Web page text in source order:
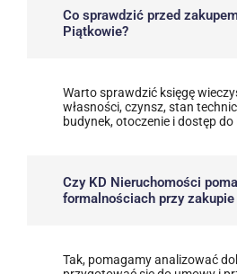
Co sprawdzić przed
Piątkowie?
Warto sprawdzić księgę
własności, czynsz, stan
budynek, otoczenie i dostęp
Czy KD Nieruchomości
formalnościach przy
Tak, pomagamy analizować